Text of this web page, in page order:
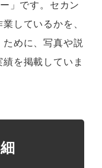
」です。セカン
しているかを、
めに、写真や説
を掲載していま